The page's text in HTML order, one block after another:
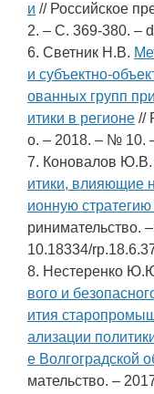
и // Российское
2. – С. 369-380. –
6. Светник Н.В.
и субъектно-
ованных групп
итики в регионе //
о. – 2018. – № 10.
7. Коновалов Ю.В.
итики, влияющие
ионную
ринимательство.
10.18334/
8. Нестеренко
вого и
ития
ализации
е Волгоградской
мательство. –